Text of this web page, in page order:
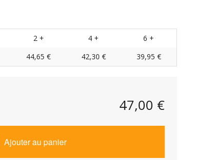
47,00 €
Ajouter au panier
2 + 4 +
6 +
44,65 € 42,30 € 39,95 €